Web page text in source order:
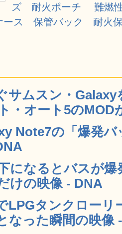
ズ 耐火ポーチ 難燃性
ス 保管バック 耐火
サムスン・
・オート5のMOD
Note7の「爆発
になるとバスが
けの映像 - DNA
LPGタンクローリ
なった瞬間の映像